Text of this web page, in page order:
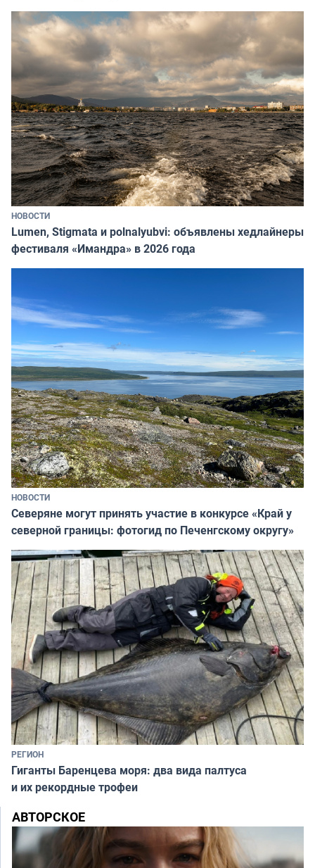
НОВОСТИ
Lumen, Stigmata и polnalyubvi: объявлены хедлайнеры
фестиваля «Имандра» в 2026 года
НОВОСТИ
Северяне могут принять участие в конкурсе «Край у
северной границы: фотогид по Печенгскому округу»
РЕГИОН
Гиганты Баренцева моря: два вида палтуса
и их рекордные трофеи
АВТОРСКОЕ